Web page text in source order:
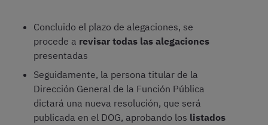
Concluido el plazo de alegaciones, se
procede a revisar todas las alegaciones
presentadas
Seguidamente, la persona titular de la
Dirección General de la Función Pública
dictará una nueva resolución, que será
publicada en el DOG, aprobando los listados